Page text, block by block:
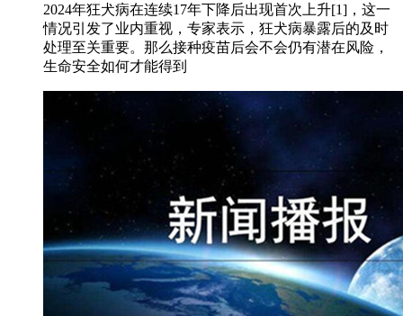
2024年狂犬病在连续17年下降后出现首次上升[1]，这一
情况引发了业内重视，专家表示，狂犬病暴露后的及时
处理至关重要。那么接种疫苗后会不会仍有潜在风险，
生命安全如何才能得到